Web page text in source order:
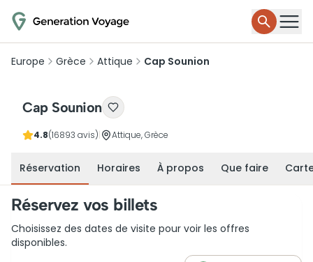
Europe Grèce Attique Cap Sounion
Cap Sounion
4.8(16893 avis) Attique, Grèce
Réservation Horaires À propos Que faire
Réservez vos billets
Choisissez des dates de visite pour voir les offres
disponibles.